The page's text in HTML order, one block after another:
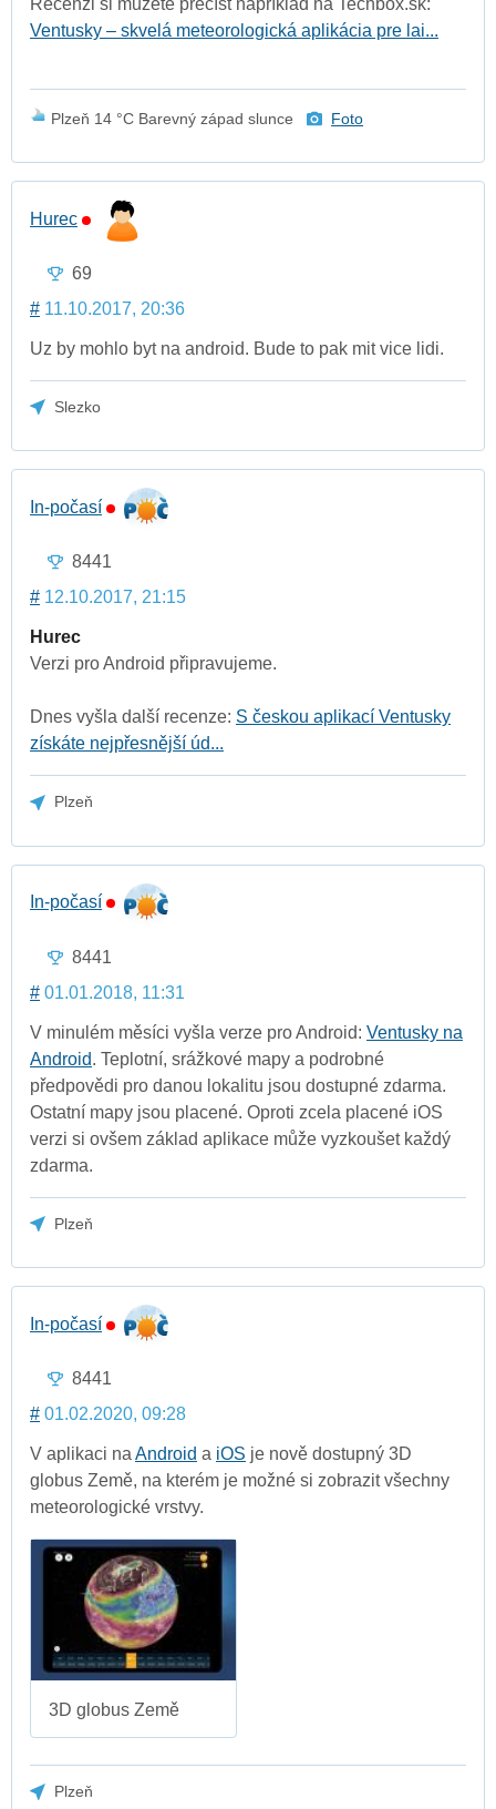
Ventusky – skvelá meteorologická aplikácia pre lai...
Plzeň 14 °C Barevný západ slunce Foto
Hurec
69
# 11.10.2017, 20:36
Uz by mohlo byt na android. Bude to pak mit vice lidi.
Slezko
In-počasí
8441
# 12.10.2017, 21:15
Hurec
Verzi pro Android připravujeme.
Dnes vyšla další recenze: S českou aplikací Ventusky
získáte nejpřesnější úd...
Plzeň
In-počasí
8441
# 01.01.2018, 11:31
V minulém měsíci vyšla verze pro Android: Ventusky na
Android. Teplotní, srážkové mapy a podrobné
předpovědi pro danou lokalitu jsou dostupné zdarma.
Ostatní mapy jsou placené. Oproti zcela placené iOS
verzi si ovšem základ aplikace může vyzkoušet každý
zdarma.
Plzeň
In-počasí
8441
# 01.02.2020, 09:28
V aplikaci na Android a iOS je nově dostupný 3D
globus Země, na kterém je možné si zobrazit všechny
meteorologické vrstvy.
3D globus Země
Plzeň